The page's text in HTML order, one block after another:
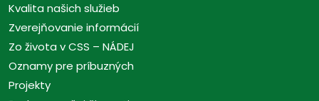
Kvalita našich služieb
Zverejňovanie informácií
Zo života v CSS – NÁDEJ
Oznamy pre príbuzných
Projekty